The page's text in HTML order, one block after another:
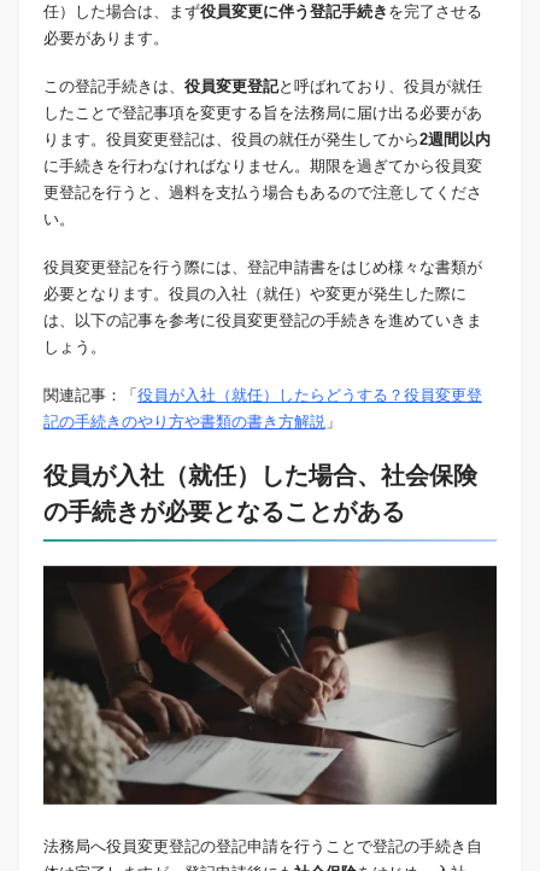
任）した場合は、まず役員変更に伴う登記手続き を完了させる
必要があります。
この登記手続きは、 役員変更登記と呼ばれており、役員が就任
したことで登記事項を変更する旨を法務局に届け出る必要があ
ります。役員変更登記は、役員の就任が発生してから2週間以内
に手続きを行わなければなりません。期限を過ぎてから役員変
更登記を行うと、過料を支払う場合もあるので注意してくださ
い。
役員変更登記を行う際には、登記申請書をはじめ様々な書類が
必要となります。役員の入社（就任）や変更が発生した際に
は、以下の記事を参考に役員変更登記の手続きを進めていきま
しょう。
関連記事：「 役員が入社（就任）したらどうする？役員変更登
記の手続きのやり方や書類の書き方解説 」
役員が入社（就任）した場合、社会保険
の手続きが必要となることがある
法務局へ役員変更登記の登記申請を行うことで登記の手続き自